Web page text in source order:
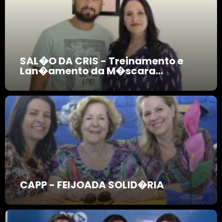
SAL�O DA CRIS - Treinamento e
Lan�amento da M�scara...
CAPP - FEIJOADA SOLID�RIA